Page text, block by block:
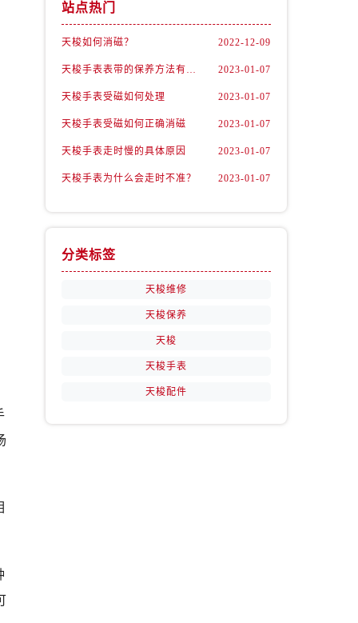
站点热门
天梭如何消磁？ 2022-12-09
天梭手表表带的保养方法有哪些？ 2023-01-07
天梭手表受磁如何处理 2023-01-07
天梭手表受磁如何正确消磁 2023-01-07
天梭手表走时慢的具体原因 2023-01-07
天梭手表为什么会走时不准？ 2023-01-07
分类标签
天梭维修
天梭保养
天梭
天梭手表
天梭配件